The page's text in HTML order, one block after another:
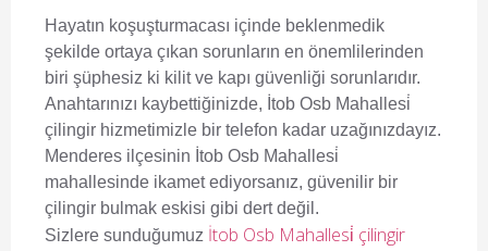
Hayatın koşuşturmacası içinde beklenmedik
şekilde ortaya çıkan sorunların en önemlilerinden
biri şüphesiz ki kilit ve kapı güvenliği sorunlarıdır.
Anahtarınızı kaybettiğinizde, İtob Osb Mahallesi̇
çilingir hizmetimizle bir telefon kadar uzağınızdayız.
Menderes ilçesinin İtob Osb Mahallesi̇
mahallesinde ikamet ediyorsanız, güvenilir bir
çilingir bulmak eskisi gibi dert değil.
Sizlere sunduğumuz İtob Osb Mahallesi̇ çilingir